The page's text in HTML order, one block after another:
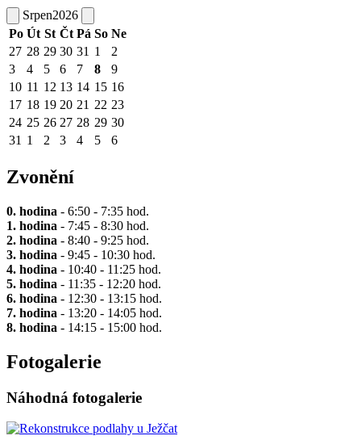
Srpen2026
Po Út St Čt Pá So Ne
27 28 29 30 31 1
2
3
4 5 6 7 8
9
10 11 12 13 14 15 16
17 18 19 20 21 22 23
24 25 26 27 28 29 30
31 1 2 3 4 5 6
Zvonění
0. hodina - 6:50 - 7:35 hod.
1. hodina - 7:45 - 8:30 hod.
2. hodina - 8:40 - 9:25 hod.
3. hodina - 9:45 - 10:30 hod.
4. hodina - 10:40 - 11:25 hod.
5. hodina - 11:35 - 12:20 hod.
6. hodina - 12:30 - 13:15 hod.
7. hodina - 13:20 - 14:05 hod.
8. hodina - 14:15 - 15:00 hod.
Fotogalerie
Náhodná fotogalerie